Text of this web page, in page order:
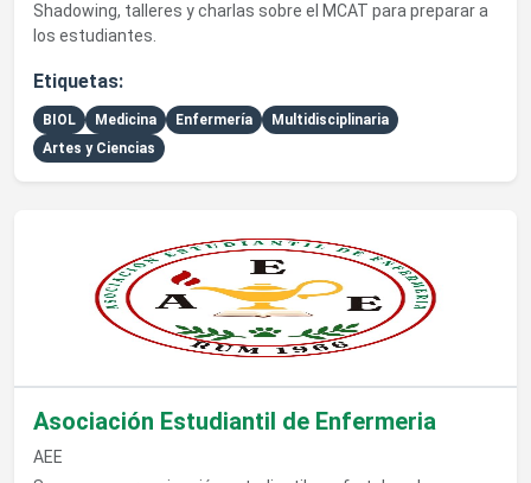
Shadowing, talleres y charlas sobre el MCAT para preparar a
los estudiantes.
Etiquetas:
BIOL Medicina Enfermería
Multidisciplinaria
Artes y Ciencias
Asociación Estudiantil de Enfermeria
AEE